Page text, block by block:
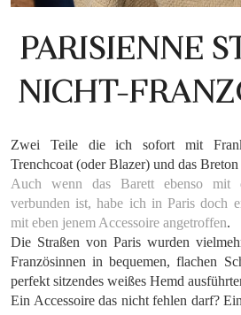
PARISIENNE
NICHT-
Zwei Teile die ich sofort mit
Trenchcoat (oder Blazer) und das
Auch wenn das Barett ebenso mit
verbunden ist, habe ich in Paris doch
mit eben jenem Accessoire angetroffen.
Die Straßen von Paris wurden
Französinnen in bequemen, flachen
perfekt sitzendes weißes Hemd
Ein Accessoire das nicht fehlen darf?